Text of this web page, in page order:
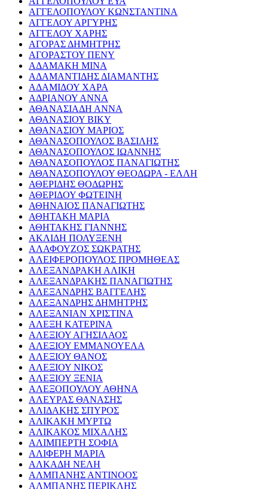
ΑΓΓΕΛΟΠΟΥΛΟΥ ΚΩΝΣΤΑΝΤΙΝΑ
ΑΓΓΕΛΟΥ ΑΡΓΥΡΗΣ
ΑΓΓΕΛΟΥ ΧΑΡΗΣ
ΑΓΟΡΑΣ ΔΗΜΗΤΡΗΣ
ΑΓΟΡΑΣΤΟΥ ΠΕΝΥ
ΑΔΑΜΑΚΗ ΜΙΝΑ
ΑΔΑΜΑΝΤΙΔΗΣ ΔΙΑΜΑΝΤΗΣ
ΑΔΑΜΙΔΟΥ ΧΑΡΑ
ΑΔΡΙΑΝΟΥ ΑΝΝΑ
ΑΘΑΝΑΣΙΑΔΗ ΑΝΝΑ
ΑΘΑΝΑΣΙΟΥ ΒΙΚΥ
ΑΘΑΝΑΣΙΟΥ ΜΑΡΙΟΣ
ΑΘΑΝΑΣΟΠΟΥΛΟΣ ΒΑΣΙΛΗΣ
ΑΘΑΝΑΣΟΠΟΥΛΟΣ ΙΩΑΝΝΗΣ
ΑΘΑΝΑΣΟΠΟΥΛΟΣ ΠΑΝΑΓΙΩΤΗΣ
ΑΘΑΝΑΣΟΠΟΥΛΟΥ ΘΕΟΔΩΡΑ - ΕΛΛΗ
ΑΘΕΡΙΔΗΣ ΘΟΔΩΡΗΣ
ΑΘΕΡΙΔΟΥ ΦΩΤΕΙΝΗ
ΑΘΗΝΑΙΟΣ ΠΑΝΑΓΙΩΤΗΣ
ΑΘΗΤΑΚΗ ΜΑΡΙΑ
ΑΘΗΤΑΚΗΣ ΓΙΑΝΝΗΣ
ΑΚΛΙΔΗ ΠΟΛΥΞΕΝΗ
ΑΛΑΦΟΥΖΟΣ ΣΩΚΡΑΤΗΣ
ΑΛΕΙΦΕΡΟΠΟΥΛΟΣ ΠΡΟΜΗΘΕΑΣ
ΑΛΕΞΑΝΔΡΑΚΗ ΑΛΙΚΗ
ΑΛΕΞΑΝΔΡΑΚΗΣ ΠΑΝΑΓΙΩΤΗΣ
ΑΛΕΞΑΝΔΡΗΣ ΒΑΓΓΕΛΗΣ
ΑΛΕΞΑΝΔΡΗΣ ΔΗΜΗΤΡΗΣ
ΑΛΕΞΑΝΙΑΝ ΧΡΙΣΤΙΝΑ
ΑΛΕΞΗ ΚΑΤΕΡΙΝΑ
ΑΛΕΞΙΟΥ ΑΓΗΣΙΛΑΟΣ
ΑΛΕΞΙΟΥ ΕΜΜΑΝΟΥΕΛΑ
ΑΛΕΞΙΟΥ ΘΑΝΟΣ
ΑΛΕΞΙΟΥ ΝΙΚΟΣ
ΑΛΕΞΙΟΥ ΞΕΝΙΑ
ΑΛΕΞΟΠΟΥΛΟΥ ΑΘΗΝΑ
ΑΛΕΥΡΑΣ ΘΑΝΑΣΗΣ
ΑΛΙΔΑΚΗΣ ΣΠΥΡΟΣ
ΑΛΙΚΑΚΗ ΜΥΡΤΩ
ΑΛΙΚΑΚΟΣ ΜΙΧΑΛΗΣ
ΑΛΙΜΠΕΡΤΗ ΣΟΦΙΑ
ΑΛΙΦΕΡΗ ΜΑΡΙΑ
ΑΛΚΑΔΗ ΝΕΛΗ
ΑΛΜΠΑΝΗΣ ΑΝΤΙΝΟΟΣ
ΑΛΜΠΑΝΗΣ ΠΕΡΙΚΛΗΣ